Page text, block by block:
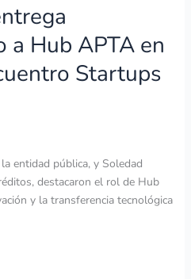
a Hub APTA en
Startups
entidad pública, y Soledad
destacaron el rol de Hub
y la transferencia tecnológica